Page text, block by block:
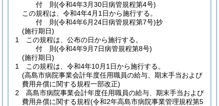
付 則(令和4年3月30日病管規程第4号)
この規程は、令和4年4月1日から施行する。
付 則(令和4年6月24日病管規程第7号)抄
(施行期日)
1
この規程は、公布の日から施行する。
付 則(令和4年9月7日病管規程第8号)
(施行期日)
1
この規程は、令和4年10月1日から施行する。
(高島市病院事業会計年度任用職員の給与、期末手当および
費用弁償に関する規程一部改正)
2
高島市病院事業会計年度任用職員の給与、期末手当および
費用弁償に関する規程(令和2年高島市病院事業管理規程第5